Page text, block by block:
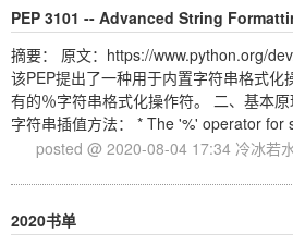
PEP 3101 -- Advanced String
摘要： 原文：https://www.python.org/
该PEP提出了一种用于内置字符串格式化
有的％字符串格式化操作符。 二、基本
字符串插值方法： * The '%' operator for
posted @ 2020-08-04 17:34 冷冰若
2020书单